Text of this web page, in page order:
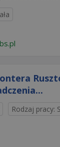
Rodzaj pracy: